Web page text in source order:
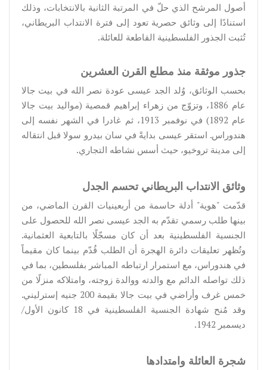
أصول المرشح الذي حلّ في المرتبة الثانية بالانتخابات، وذلك
استنادًا إلى وثائق حصرية تعود إلى فترة الانتداب البريطاني،
تُثبت الجذور الفلسطينية القاطعة للعائلة.
جذور موثقة منذ مطلع القرن العشرين
بحسب الوثائق، وُلد الجد عيسى عودة نصر الله في بيت جالا
عام 1886، وتزوّج من زهراء إبراهيم قمصية (مواليد بيت جالا
عام 1892) في نوفمبر 1913، ثم غادرا في الشهر نفسه إلى
هندوراس. استقر عيسى بدايةً في سان بيدرو سولا قبل انتقاله
إلى مدينة تروخيو، حيث أسس نشاطه التجاري.
وثائق الانتداب البريطاني تحسم الجدل
قدّمت "هوية" أدلة حاسمة من أربعينيات القرن الماضي، من
بينها طلب رسمي تقدّم به الجد عيسى نصر الله للحصول على
الجنسية الفلسطينية بعد أن كان مسجّلًا بالتابعية العثمانية.
وتُظهر تعليقات دائرة الهجرة أن الطلب قُدّم بينما كان مقيماً
في هندوراس، مع استمرار ارتباطه المباشر بفلسطين، بما في
ذلك تواصله الدائم مع والدته ووالدة زوجته، وامتلاكه منزلًا من
خمس غرف وأراضي في بيت جالا بقيمة 200 جنيه إسترليني.
وقد مُنح شهادة الجنسية الفلسطينية في 18 كانون الأول/
ديسمبر 1942.
شجرة العائلة وامتدادها